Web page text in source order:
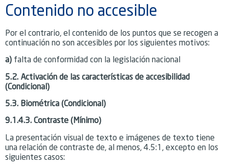
Contenido no accesible
Por el contrario, el contenido de los puntos que se recogen a
continuación no son accesibles por los siguientes motivos:
a) falta de conformidad con la legislación nacional
5.2. Activación de las características de accesibilidad
(Condicional)
5.3. Biométrica (Condicional)
9.1.4.3. Contraste (Mínimo)
La presentación visual de texto e imágenes de texto tiene
una relación de contraste de, al menos, 4.5:1, excepto en los
siguientes casos: